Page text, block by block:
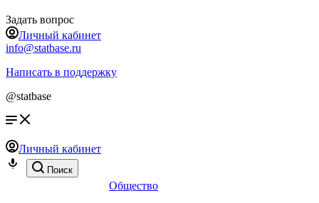
Задать вопрос
Личный кабинет
info@statbase.ru
Написать в поддержку
@statbase
Личный кабинет
Поиск
Общество